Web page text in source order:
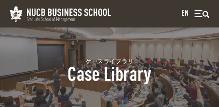
EN
ケースライブラリ
Case Library